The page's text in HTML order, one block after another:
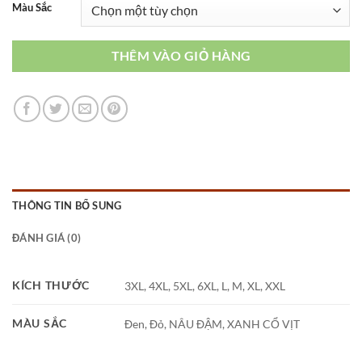
Màu Sắc
THÊM VÀO GIỎ HÀNG
THÔNG TIN BỔ SUNG
ĐÁNH GIÁ (0)
KÍCH THƯỚC 3XL, 4XL, 5XL, 6XL, L, M, XL, XXL
MÀU SẮC Đen, Đỏ, NÂU ĐẬM, XANH CỔ VỊT